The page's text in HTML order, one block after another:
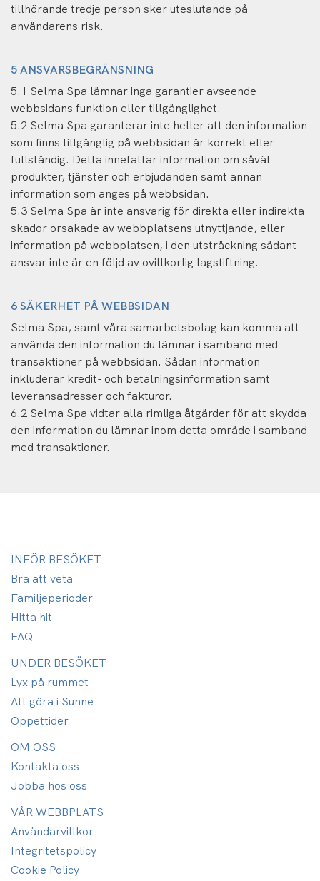
tillhörande tredje person sker uteslutande på
användarens risk.
5 ANSVARSBEGRÄNSNING
5.1 Selma Spa lämnar inga garantier avseende
webbsidans funktion eller tillgänglighet.
5.2 Selma Spa garanterar inte heller att den information
som finns tillgänglig på webbsidan är korrekt eller
fullständig. Detta innefattar information om såväl
produkter, tjänster och erbjudanden samt annan
information som anges på webbsidan.
5.3 Selma Spa är inte ansvarig för direkta eller indirekta
skador orsakade av webbplatsens utnyttjande, eller
information på webbplatsen, i den utsträckning sådant
ansvar inte är en följd av ovillkorlig lagstiftning.
6 SÄKERHET PÅ WEBBSIDAN
Selma Spa, samt våra samarbetsbolag kan komma att
använda den information du lämnar i samband med
transaktioner på webbsidan. Sådan information
inkluderar kredit- och betalningsinformation samt
leveransadresser och fakturor.
6.2 Selma Spa vidtar alla rimliga åtgärder för att skydda
den information du lämnar inom detta område i samband
med transaktioner.
INFÖR BESÖKET
Bra att veta
Familjeperioder
Hitta hit
FAQ
UNDER BESÖKET
Lyx på rummet
Att göra i Sunne
Öppettider
OM OSS
Kontakta oss
Jobba hos oss
VÅR WEBBPLATS
Användarvillkor
Integritetspolicy
Cookie Policy